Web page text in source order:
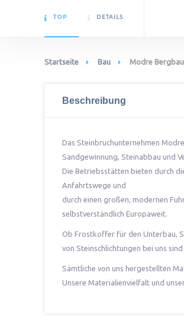
TOP DETAILS
Startseite Bau Modre
Beschreibung
Das Steinbruchunternehmen
Sandgewinnung, Steinabbau und
Die Betriebsstätten bieten durch
Anfahrtswege und
durch einen großen, modernen
selbstverständlich Europaweit.
Ob Frostkoffer für den Unterbau,
von Steinschlichtungen bei uns
Sämtliche von uns hergestellten
Unsere Materialienvielfalt und